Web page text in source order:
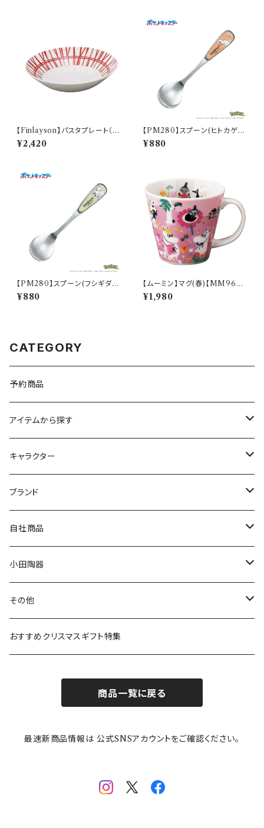
【Finlayson】パスタプレート（レ
ッド）【コロナ】
¥2,420
【PM280】スプーン(ヒトカゲ)
【Daily Sketch】PM282-850
¥880
【PM280】スプーン(フシギダ
ネ)【Daily Sketch】PM281-8
50
¥880
【ムーミン】マグ(春)【MM960
0】MM9601-11
¥1,980
CATEGORY
予約商品
アイテムから探す
九谷焼
マグ＆カップ
プレート
ボウル
ガラスウェア
カトラリー
キャラクター
ムーミン
80th記念アイテム
リトルミイの日記念アイテム
MOOMIN ANIMATION
スヌーピー
ピーターラビット
ポケットモンスター
mofusand（モフサンド）
mofsand×日比谷花壇
ブランド
LA AMYS(エミーズ)
LISA LARSON(リサラーソン)
LAURA ASHLEY(ローラ アシュレイ)
Finlayson(フィンレイソン)
HANAE MORI(ハナエモリ)
THE BEATLES(ザ・ビートルズ)
自社商品
ねこ企画
Cecera(セセラ)
CELEC(セレック)
隅切り重箱
小田陶器
さざなみ
吉祥
メイメイウェア
SoSo(ソソ）
その他
リサイクル食器
おすすめクリスマスギフト特集
商品一覧に戻る
最速新商品情報は 公式SNSアカウントをご確認ください。